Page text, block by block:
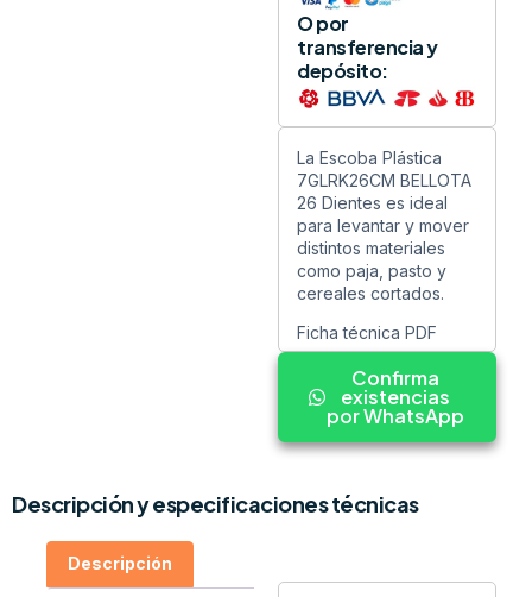
O por
transferencia y
depósito:
La Escoba Plástica
7GLRK26CM BELLOTA
26 Dientes es ideal
para levantar y mover
distintos materiales
como paja, pasto y
cereales cortados.
Ficha técnica PDF
Confirma
existencias
por WhatsApp
Descripción y especificaciones técnicas
Descripción